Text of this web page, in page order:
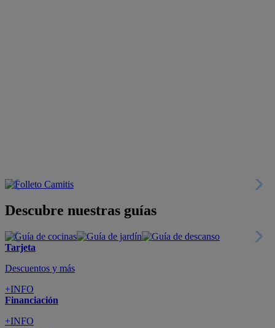
Descubre nuestras guías
Tarjeta
Descuentos y más
+INFO
Financiación
+INFO